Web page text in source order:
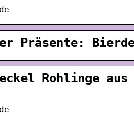
Präsente:
Rohlinge